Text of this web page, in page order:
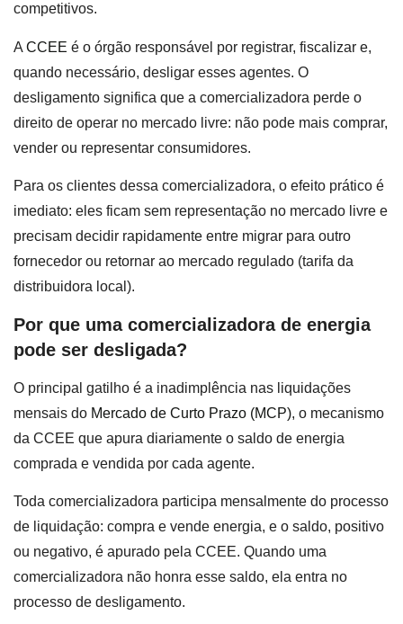
competitivos.
A CCEE é o órgão responsável por registrar, fiscalizar e,
quando necessário, desligar esses agentes. O
desligamento significa que a comercializadora perde o
direito de operar no mercado livre: não pode mais comprar,
vender ou representar consumidores.
Para os clientes dessa comercializadora, o efeito prático é
imediato: eles ficam sem representação no mercado livre e
precisam decidir rapidamente entre migrar para outro
fornecedor ou retornar ao mercado regulado (tarifa da
distribuidora local).
Por que uma comercializadora de energia
pode ser desligada?
O principal gatilho é a inadimplência nas liquidações
mensais do Mercado de Curto Prazo (MCP), o mecanismo
da CCEE que apura diariamente o saldo de energia
comprada e vendida por cada agente.
Toda comercializadora participa mensalmente do processo
de liquidação: compra e vende energia, e o saldo, positivo
ou negativo, é apurado pela CCEE. Quando uma
comercializadora não honra esse saldo, ela entra no
processo de desligamento.